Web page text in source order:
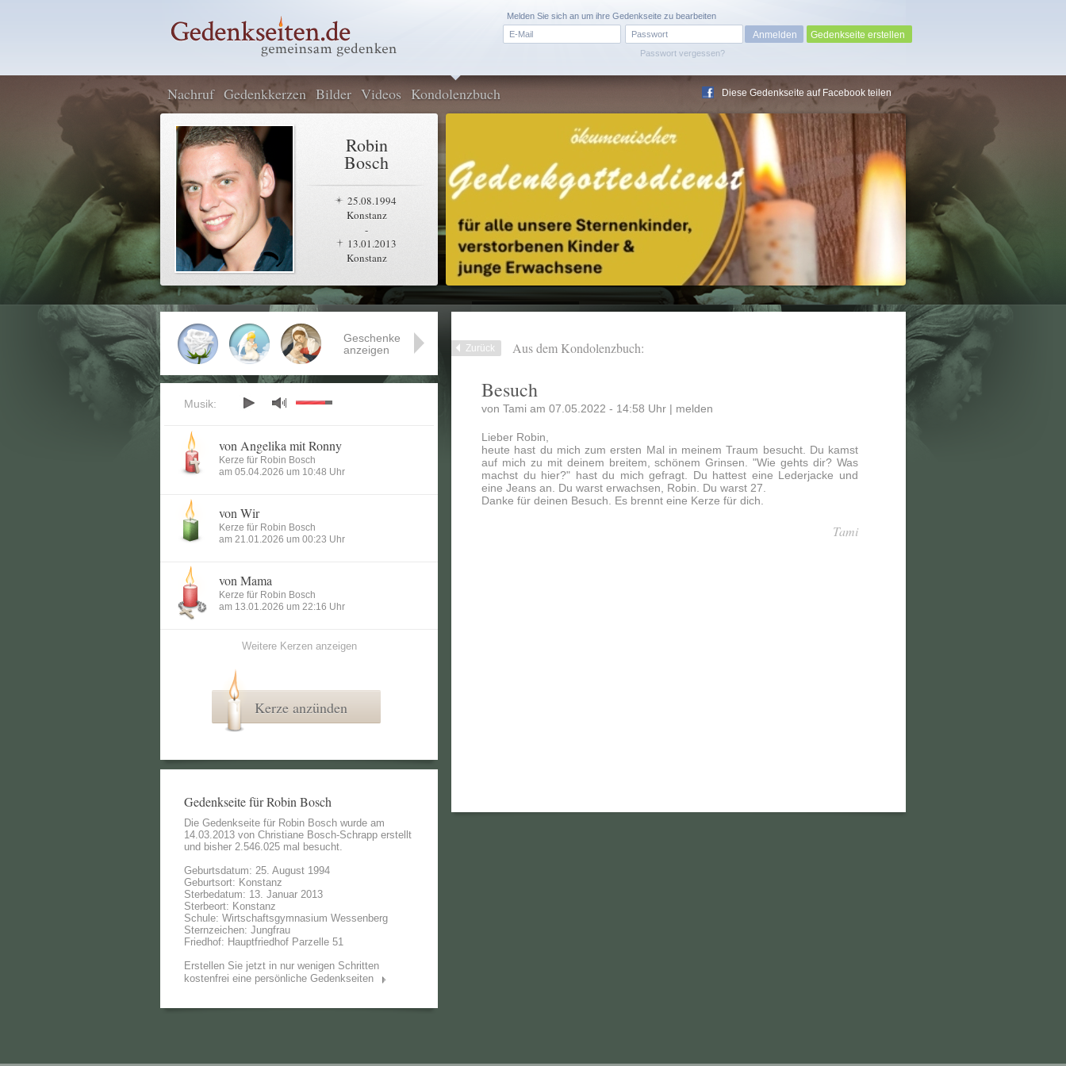
Passwort vergessen?
Melden Sie sich an um ihre Gedenkseite zu bearbeiten
Gedenkseite erstellen
Nachruf Gedenkkerzen Bilder Videos Kondolenzbuch Diese Gedenkseite auf Facebook teilen
Robin
Bosch
25.08.1994
Konstanz
-
13.01.2013
Konstanz
Zurück Aus dem Kondolenzbuch:
Besuch
von Tami am 07.05.2022 - 14:58 Uhr | melden
Lieber Robin,
heute hast du mich zum ersten Mal in meinem Traum besucht. Du kamst
auf mich zu mit deinem breitem, schönem Grinsen. "Wie gehts dir? Was
machst du hier?" hast du mich gefragt. Du hattest eine Lederjacke und
eine Jeans an. Du warst erwachsen, Robin. Du warst 27.
Danke für deinen Besuch. Es brennt eine Kerze für dich.
Tami
Geschenke
anzeigen
Musik:
von Angelika mit Ronny
Kerze für Robin Bosch
am 05.04.2026 um 10:48 Uhr
von Wir
Kerze für Robin Bosch
am 21.01.2026 um 00:23 Uhr
von Mama
Kerze für Robin Bosch
am 13.01.2026 um 22:16 Uhr
Weitere Kerzen anzeigen
Kerze anzünden
Gedenkseite für Robin Bosch
Die Gedenkseite für Robin Bosch wurde am
14.03.2013 von Christiane Bosch-Schrapp erstellt
und bisher 2.546.025 mal besucht.
Geburtsdatum: 25. August 1994
Geburtsort: Konstanz
Sterbedatum: 13. Januar 2013
Sterbeort: Konstanz
Schule: Wirtschaftsgymnasium Wessenberg
Sternzeichen: Jungfrau
Friedhof: Hauptfriedhof Parzelle 51
Erstellen Sie jetzt in nur wenigen Schritten
kostenfrei eine persönliche Gedenkseiten